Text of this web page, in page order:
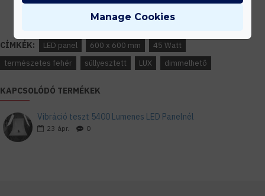
Írd meg nekünk elgondolásodat és munkatársunk segít az elképzeléseid
megvalósításában.
CÍMKÉK: LED panel 600 x 600 mm
45 Watt
természetes fehér
süllyesztett LUX dimmelhető
KAPCSOLÓDÓ TERMÉKEK
Vibráció teszt 5400 Lumenes LED Panelnél
23 ápr. 0
Manage Cookies